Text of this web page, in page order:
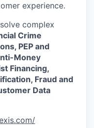
experience.
complex
Crime
PEP and
Money
Financing,
Fraud and
Data